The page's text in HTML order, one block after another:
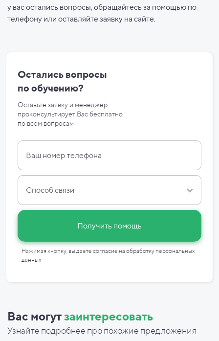
у вас остались вопросы, обращайтесь за помощью по
телефону или оставляйте заявку на сайте.
Остались вопросы
по обучению?
Оставьте заявку и менеджер
проконсультирует Вас бесплатно
по всем вопросам
Способ связи
Получить помощь
Нажимая кнопку, вы даете согласие на обработку персональных
данных
Вас могутзаинтересовать
Узнайте подробнее про похожие предложения